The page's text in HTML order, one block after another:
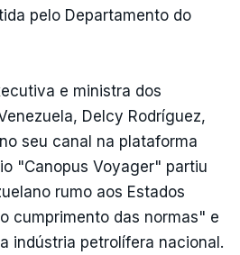
pelo Departamento do
e ministra dos
Delcy Rodríguez,
seu canal na plataforma
"Canopus Voyager" partiu
rumo aos Estados
cumprimento das normas" e
indústria petrolífera nacional.